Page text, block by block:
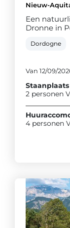
Nieuw-
Een
Dronne in
Dordogne
Van 12/09/
Staanplaats
2 personen
4 personen